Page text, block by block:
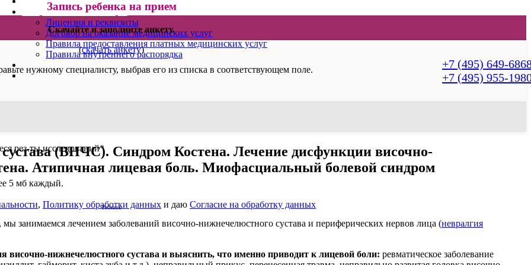
ОФИЦИАЛЬНАЯ ИНФОРМАЦИЯ
Лицензия и реквизиты
Договор на оказание медицинских услуг
Правила предоставления платных медицинских услуг
Правила внутреннего распорядка
ДОКУМЕНТАЦИЯ
Запись ребенка на прием
Скачайте и заполните анкету.
(скачать анкету)
нужному специалисту, выбрав его из списка в соответствующем поле.
рез-ты исследований*
5 мб каждый.
, Политику обработки данных и даю Согласие на обработку данных
Ребенок
+7 (495) 649-
+7 (495) 955-
(ВНЧС). Синдром Костена. Лечение дисфункции височно-
Атипичная лицевая боль. Миофасциальный болевой синдром
занимаемся лечением заболеваний височно-нижнечелюстного сустава и периферических нервов лица (невралгия
височно-нижнечелюстного сустава и выяснить, что именно приводит к лицевой боли: ревматическое заболевание